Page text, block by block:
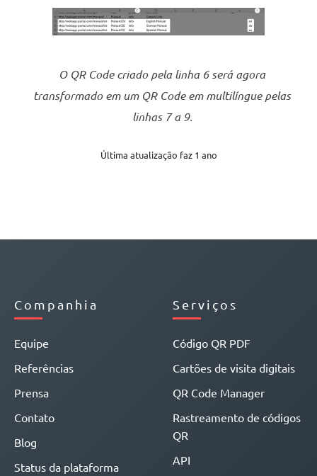
O QR Code criado pela linha 6 será agora
transformado em um QR Code em multilíngue pelas
linhas 7 a 9.
Última atualização faz 1 ano
Companhia
Equipe
Referências
Prensa
Contato
Blog
Status da plataforma
Serviços
Código QR PDF
Cartões de visita digitais
QR Code Manager
Rastreamento de códigos
QR
API